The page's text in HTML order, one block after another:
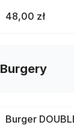
48,00 zł
Burgery
Burger